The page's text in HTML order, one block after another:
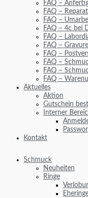
FAQ –
FAQ –
FAQ –
FAQ – 4c bei
FAQ –
FAQ –
FAQ –
FAQ –
FAQ –
FAQ –
Aktuelles
Aktion
Gutschein
Interner
Kontakt
Schmuck
Neuheiten
Ringe